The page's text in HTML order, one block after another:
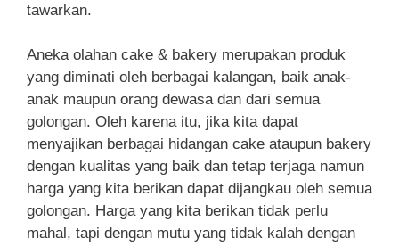
tawarkan.
Aneka olahan cake & bakery merupakan produk
yang diminati oleh berbagai kalangan, baik anak-
anak maupun orang dewasa dan dari semua
golongan. Oleh karena itu, jika kita dapat
menyajikan berbagai hidangan cake ataupun bakery
dengan kualitas yang baik dan tetap terjaga namun
harga yang kita berikan dapat dijangkau oleh semua
golongan. Harga yang kita berikan tidak perlu
mahal, tapi dengan mutu yang tidak kalah dengan